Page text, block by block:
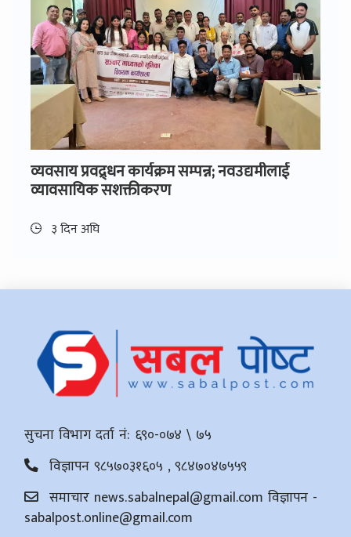
व्यवसाय प्रवद्र्धन कार्यक्रम सम्पन्न; नवउद्यमीलाई
व्यावसायिक सशक्तीकरण
३ दिन अघि
सुचना विभाग दर्ता नं: ६९०-०७४ \ ७५
विज्ञापन ९८५७०३१६०५ , ९८४७०४७५५९
समाचार news.sabalnepal@gmail.com विज्ञापन -
sabalpost.online@gmail.com